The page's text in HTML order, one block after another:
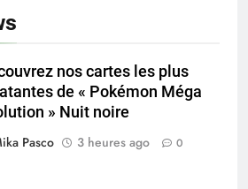
nos cartes les plus
de « Pokémon Méga
» Nuit noire
Pasco
3 heures ago 0